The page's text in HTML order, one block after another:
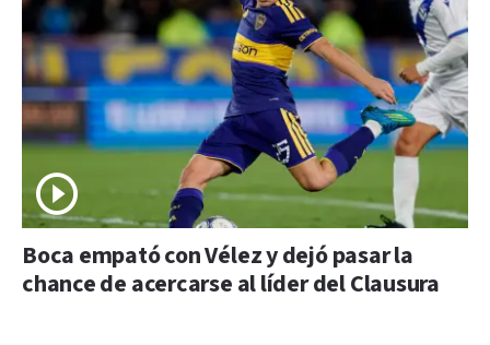
Boca empató con Vélez y dejó pasar la
chance de acercarse al líder del Clausura